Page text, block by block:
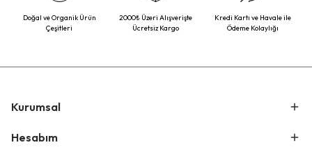
Doğal ve Organik Ürün
Çeşitleri
2000₺ Üzeri Alışverişte
Ücretsiz Kargo
Kredi Kartı ve Havale ile
Ödeme Kolaylığı
Kurumsal
Hesabım